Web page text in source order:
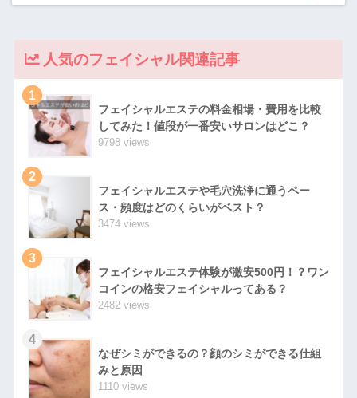
人気のフェイシャル関連記事
1
フェイシャルエステの料金相場・費用を比較
してみた！値段が一番安いサロンはどこ？
9798 views
2
フェイシャルエステや毛穴洗浄に通うペー
ス・頻度はどのくらいがベスト？
3474 views
3
フェイシャルエステ体験が激安500円！？ワン
コインの格安フェイシャルってある？
2482 views
4
なぜシミができるの？顔のシミができる仕組
みと原因
1110 views